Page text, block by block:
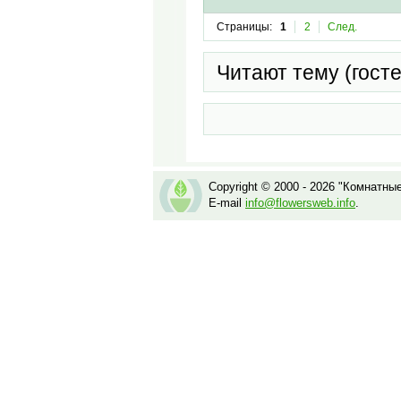
Страницы: 1 2 След.
Читают тему
Copyright © 2000 - 2026
E-mail info@flowersweb.info.